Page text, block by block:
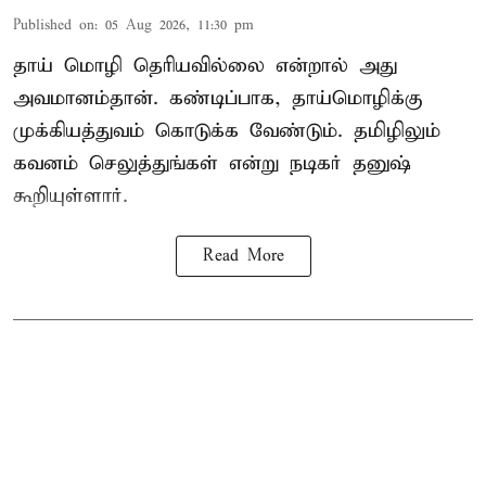
Published on: 05 Aug 2026, 11:30 pm
தாய் மொழி தெரியவில்லை என்றால் அது
அவமானம்தான். கண்டிப்பாக, தாய்மொழிக்கு
முக்கியத்துவம் கொடுக்க வேண்டும். தமிழிலும்
கவனம் செலுத்துங்கள் என்று நடிகர் தனுஷ்
கூறியுள்ளார்.
Read More